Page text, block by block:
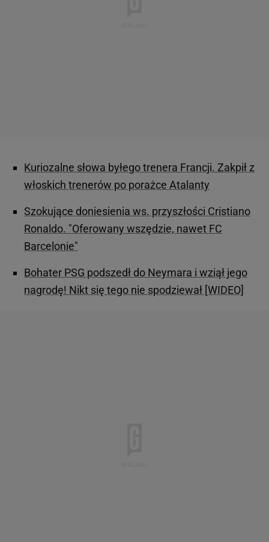
Kuriozalne słowa byłego trenera Francji. Zakpił z
włoskich trenerów po porażce Atalanty
Szokujące doniesienia ws. przyszłości Cristiano
Ronaldo. "Oferowany wszędzie, nawet FC
Barcelonie"
Bohater PSG podszedł do Neymara i wziął jego
nagrodę! Nikt się tego nie spodziewał [WIDEO]